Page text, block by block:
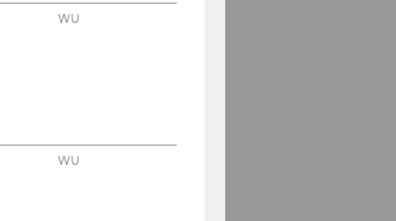
WU
WU